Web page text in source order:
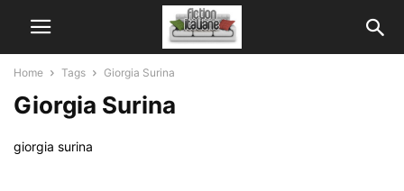
Home Tags Giorgia Surina
Giorgia Surina
giorgia surina